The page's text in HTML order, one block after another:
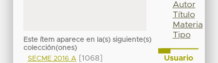
Este ítem aparece en la(s) siguiente(s)
colección(ones)
SECME 2016 A[1068]
Autor
Título
Materia
Tipo
Usuario